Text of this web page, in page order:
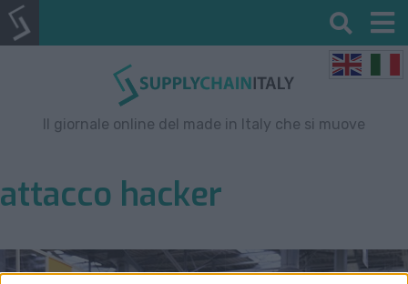
Il giornale online del made in Italy che si muove
attacco hacker